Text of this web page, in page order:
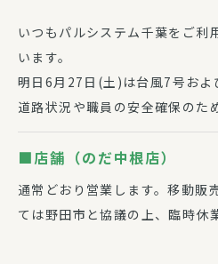
いつもパルシステム千葉をご利
います。
明日6月27日(土)は台風7号およ
道路状況や職員の安全確保のた
■店舗（のだ中根店）
通常どおり営業します。移動販
ては野田市と協議の上、臨時休